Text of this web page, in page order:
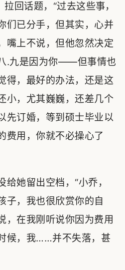
回话题，“过去这些事，
们已分手，但其实，心并
嘴上不说，但他忽然决定
.九是因为你——但事情也
得，最好的办法，还是这
小，尤其巍巍，还差几个
先订婚，等到硕士毕业以
费用，你就不必操心了
她留出空档，“小乔，
子，我也很欣赏你的自
，在我刚听说你因为费用
候，我……并不失落，甚